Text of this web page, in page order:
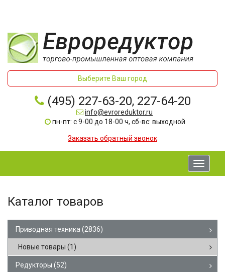
Выберите Ваш город
(495) 227-63-20, 227-64-20
info@evroreduktor.ru
пн-пт: с 9-00 до 18-00 ч, сб-вс: выходной
Заказать обратный звонок
Toggle
Каталог товаров
Приводная техника (2836)
Новые товары (1)
Редукторы (52)